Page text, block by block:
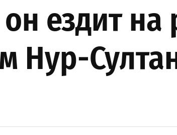
ездит на
Нур-